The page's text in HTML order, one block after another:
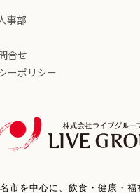
事部
合せ
ーポリシー
市を中心に、飲食・健康・福